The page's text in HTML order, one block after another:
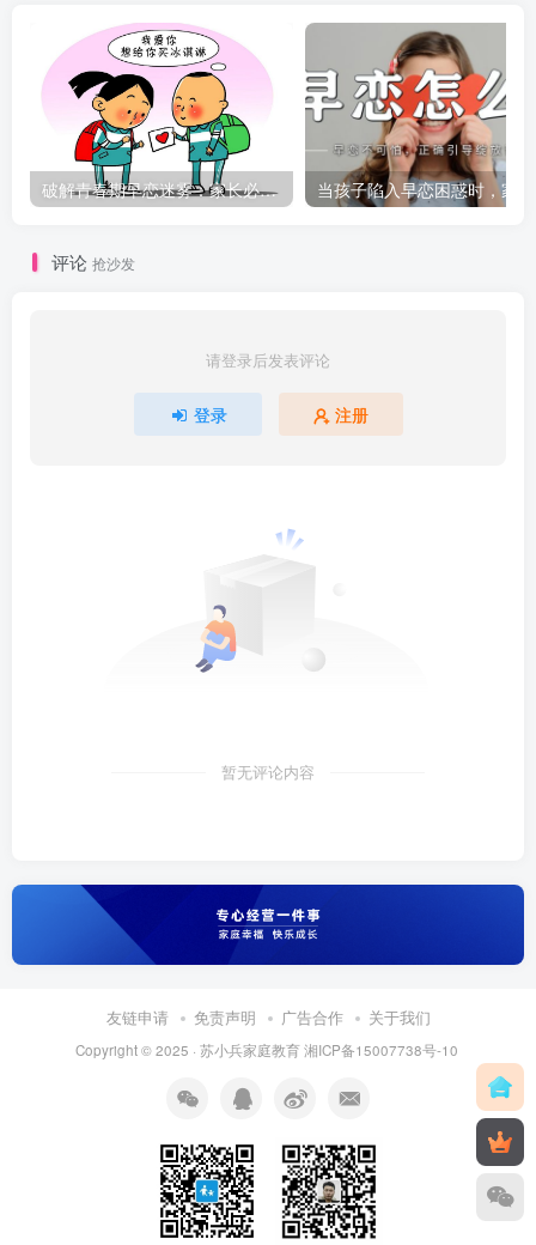
破解青春期早恋迷雾：家长必知的引导策略
评论 抢沙发
请登录后发表评论
登录 注册
暂无评论内容
友链申请 免责声明 广告合作 关于我们
Copyright © 2025 · 苏小兵家庭教育 湘ICP备15007738号-10